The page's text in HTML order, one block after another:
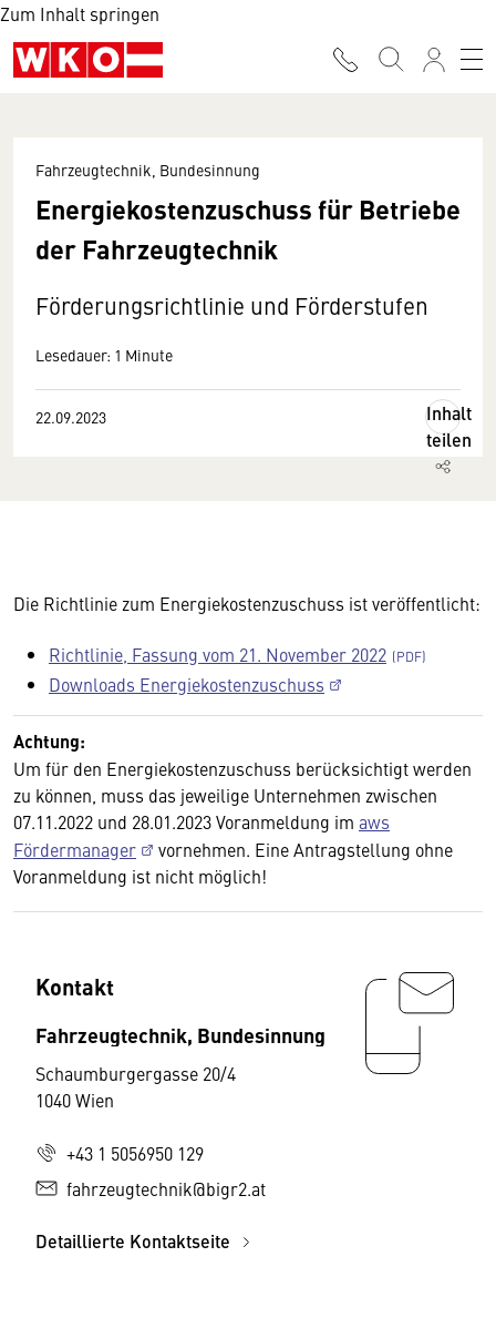
Zum Inhalt springen
Fahrzeugtechnik, Bundesinnung
Energiekostenzuschuss für Betriebe
der Fahrzeugtechnik
Förderungsrichtlinie und Förderstufen
Lesedauer: 1 Minute
22.09.2023
Inhalt
teilen
Die Richtlinie zum Energiekostenzuschuss ist veröffentlicht:
Richtlinie, Fassung vom 21. November 2022
Downloads Energiekostenzuschuss
Achtung:
Um für den Energiekostenzuschuss berücksichtigt werden
zu können, muss das jeweilige Unternehmen zwischen
07.11.2022 und 28.01.2023 Voranmeldung im aws
Fördermanager
vornehmen. Eine Antragstellung ohne
Voranmeldung ist nicht möglich!
Kontakt
Fahrzeugtechnik, Bundesinnung
Schaumburgergasse 20/4
1040 Wien
+43 1 5056950 129
fahrzeugtechnik@bigr2.at
Detaillierte Kontaktseite